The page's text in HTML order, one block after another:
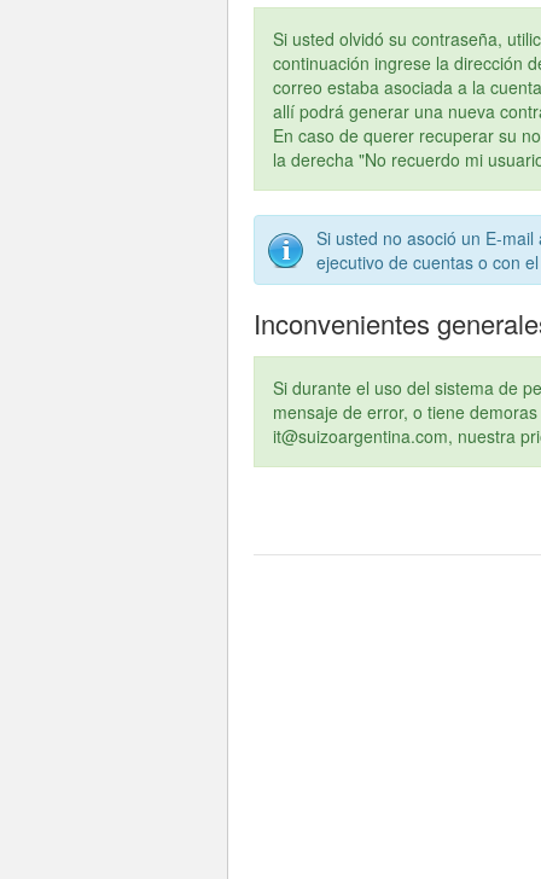
Si usted olvidó su contraseña,
continuación ingrese la dirección
correo estaba asociada a la
allí podrá generar una nueva
En caso de querer recuperar su
la derecha "No recuerdo mi
Si usted no asoció un E-
ejecutivo de cuentas o con
Inconvenientes
Si durante el uso del sistema de
mensaje de error, o tiene
it@suizoargentina.com, nuestra